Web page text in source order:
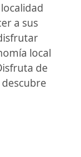
a sus
local
de